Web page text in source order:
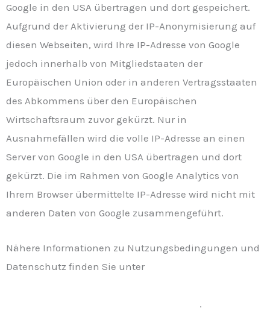
Google in den USA übertragen und dort gespeichert.
Aufgrund der Aktivierung der IP-Anonymisierung auf
diesen Webseiten, wird Ihre IP-Adresse von Google
jedoch innerhalb von Mitgliedstaaten der
Europäischen Union oder in anderen Vertragsstaaten
des Abkommens über den Europäischen
Wirtschaftsraum zuvor gekürzt. Nur in
Ausnahmefällen wird die volle IP-Adresse an einen
Server von Google in den USA übertragen und dort
gekürzt. Die im Rahmen von Google Analytics von
Ihrem Browser übermittelte IP-Adresse wird nicht mit
anderen Daten von Google zusammengeführt.
Nähere Informationen zu Nutzungsbedingungen und
Datenschutz finden Sie unter
.